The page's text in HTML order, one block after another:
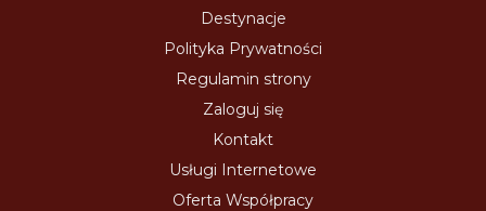
Destynacje
Polityka Prywatności
Regulamin strony
Zaloguj się
Kontakt
Usługi Internetowe
Oferta Współpracy